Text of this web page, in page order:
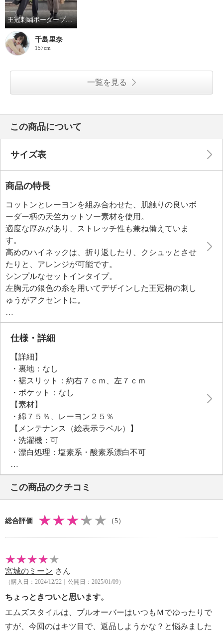
王冠刺繍ボーダープルオーバー親子着回しコーデ
千島里奈
157cm
一覧を見る
この商品について
サイズ表
商品の特長
コットンとレーヨンを組み合わせた、肌触りの良いボ
ーダー柄の天竺カットソー素材を使用。
適度な厚みがあり、ストレッチ性も兼ね備えていま
す。
高めのハイネックは、折り返したり、クシュッとさせ
たりと、アレンジが可能です。
シンプルなセットインタイプ。
左胸元の銀色の糸を用いてデザインした王冠柄の刺し
ゅうがアクセントに。
裾には幅広のステッチでヘム上げをほどこし、Ｔシャ
ツのようなカジュアル感を軽減。
裾両サイドにはスリットを入れ、動きやすさにも配慮
コートのインナーはもちろん、ワンピースやセーター
とのレイヤードスタイルにも活躍します。
仕様・詳細
【詳細】
・裏地：なし
・裾スリット：約右７ｃｍ、左７ｃｍ
・ポケット：なし
【素材】
・綿７５％、レーヨン２５％
【メンテナンス（絵表示ラベル）】
・洗濯機：可
・漂白処理：塩素系・酸素系漂白不可
・タンブル乾燥：不可
・自然乾燥：日陰の吊り干し
・アイロン仕上げ：可（中温）
・ドライクリーニング：石油系ドライクリーニング可
【メンテナンス（ケアラベル）】
・単品洗い
・摩擦による色落ち、色移り注意
・ネット使用
【原産国（地）】
・中国製
この商品のクチコミ
総合評価 （5）
宮城のミーン さん
（購入日：2024/12/22｜公開日：2025/01/09）
ちょっときついと思います。
エムズスタイルは、プルオーバーはいつもＭでゆったりで
すが、今回のはキツ目で、返品しようかな？と悩みました